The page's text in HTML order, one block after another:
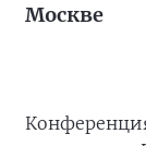
Москве